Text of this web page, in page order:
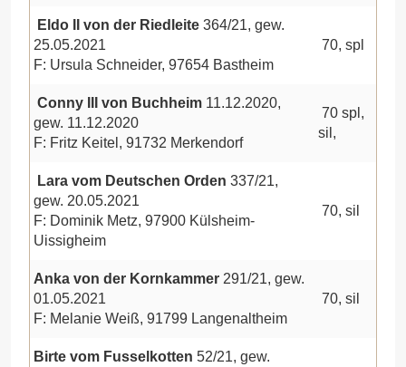
Eldo II von der Riedleite 364/21, gew.
25.05.2021
F: Ursula Schneider, 97654 Bastheim
70, spl
Conny III von Buchheim 11.12.2020,
gew. 11.12.2020
F: Fritz Keitel, 91732 Merkendorf
70 spl,
sil,
Lara vom Deutschen Orden 337/21,
gew. 20.05.2021
F: Dominik Metz, 97900 Külsheim-
Uissigheim
70, sil
Anka von der Kornkammer 291/21, gew.
01.05.2021
F: Melanie Weiß, 91799 Langenaltheim
70, sil
Birte vom Fusselkotten 52/21, gew.